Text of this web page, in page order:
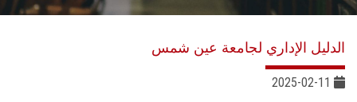
الدليل الإداري لجامعة عين شمس